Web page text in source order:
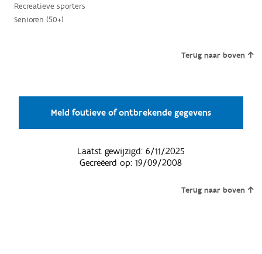
Recreatieve sporters
Senioren (50+)
Terug naar boven
Meld foutieve of ontbrekende gegevens
Laatst gewijzigd: 6/11/2025
Gecreëerd op:19/09/2008
Terug naar boven